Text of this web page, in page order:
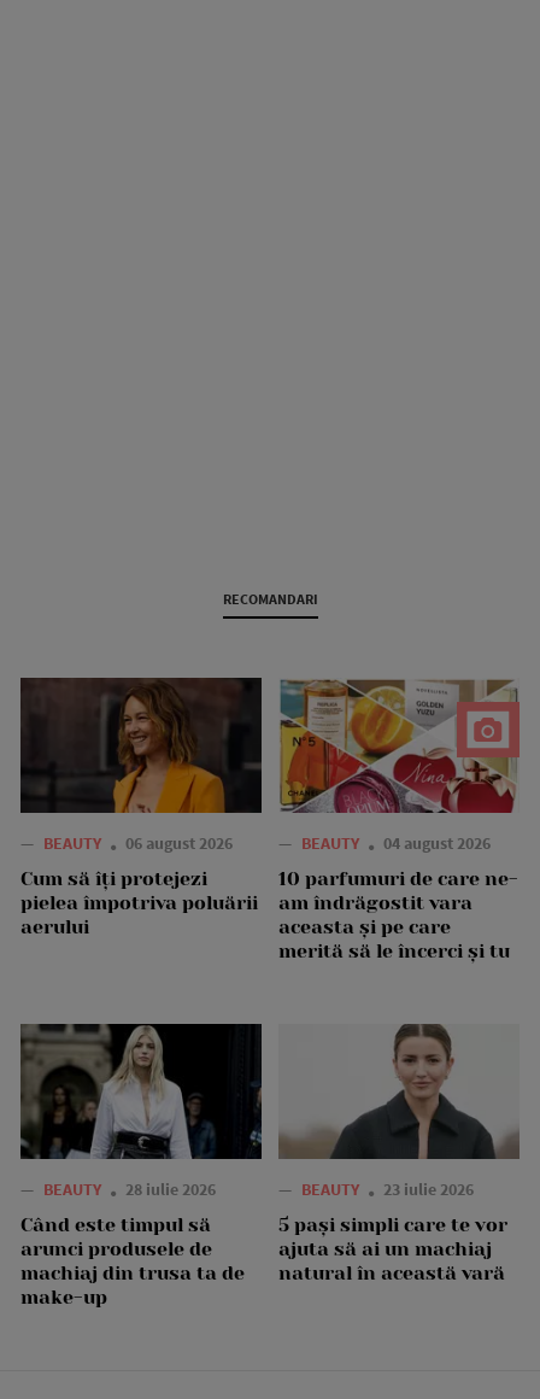
RECOMANDARI
— BEAUTY 06 august 2026
Cum să îți protejezi
pielea împotriva poluării
aerului
— BEAUTY 04 august 2026
10 parfumuri de care ne-
am îndrăgostit vara
aceasta și pe care
merită să le încerci și tu
— BEAUTY 28 iulie 2026
Când este timpul să
arunci produsele de
machiaj din trusa ta de
make-up
— BEAUTY 23 iulie 2026
5 pași simpli care te vor
ajuta să ai un machiaj
natural în această vară